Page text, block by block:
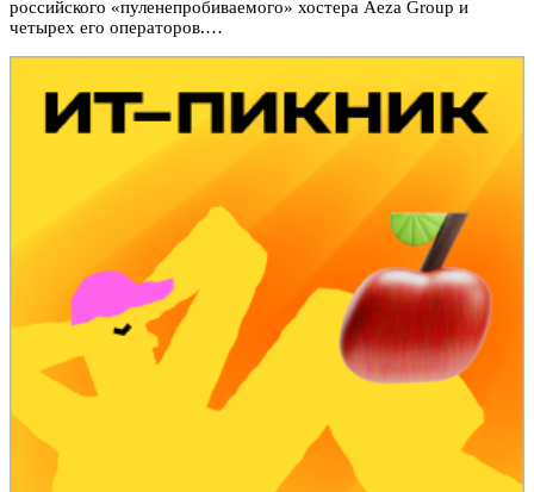
российского «пуленепробиваемого» хостера Aeza Group и
четырех его операторов.…